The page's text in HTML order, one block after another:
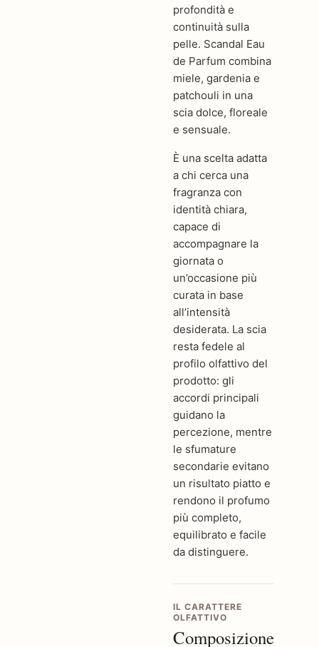
profondità e
continuità sulla
pelle. Scandal Eau
de Parfum combina
miele, gardenia e
patchouli in una
scia dolce, floreale
e sensuale.
È una scelta adatta
a chi cerca una
fragranza con
identità chiara,
capace di
accompagnare la
giornata o
un’occasione più
curata in base
all’intensità
desiderata. La scia
resta fedele al
profilo olfattivo del
prodotto: gli
accordi principali
guidano la
percezione, mentre
le sfumature
secondarie evitano
un risultato piatto e
rendono il profumo
più completo,
equilibrato e facile
da distinguere.
IL CARATTERE
OLFATTIVO
Composizione